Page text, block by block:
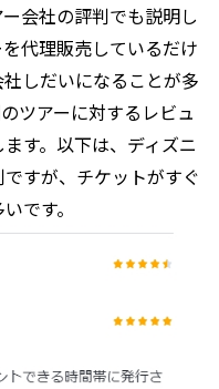
会社の評判でも説明し
代理販売しているだけ
しだいになることが多
ツアーに対するレビュ
す。以下は、ディズニ
すが、チケットがすぐ
です。